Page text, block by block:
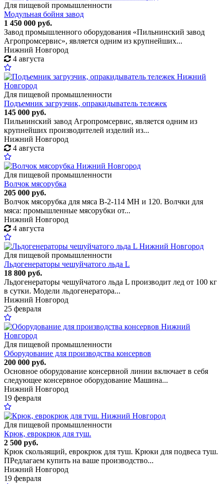
Для пищевой промышленности
Модульная бойня завод
1 450 000 руб.
Завод промышленного оборудования «Пильнинский завод
Агропромсервис», является одним из крупнейших...
Нижний Новгород
4 августа
Для пищевой промышленности
Подъемник загрузчик, опракидыватель тележек
145 000 руб.
Пильнинский завод Агропромсервис, является одним из
крупнейших производителей изделий из...
Нижний Новгород
4 августа
Для пищевой промышленности
Волчок мясорубка
205 000 руб.
Волчок мясорубка для мяса В-2-114 МН и 120. Волчки для
мяса: промышленные мясорубки от...
Нижний Новгород
4 августа
Для пищевой промышленности
Льдогенераторы чешуйчатого льда L
18 800 руб.
Льдогенераторы чешуйчатого льда L производит лед от 100 кг
в сутки. Модели льдогенератора...
Нижний Новгород
25 февраля
Для пищевой промышленности
Оборудование для производства консервов
200 000 руб.
Основное оборудование консервной линии включает в себя
следующее консервное оборудование Машина...
Нижний Новгород
19 февраля
Для пищевой промышленности
Крюк, еврокрюк для туш.
2 500 руб.
Крюк скользящий, еврокрюк для туш. Крюки для подвеса туш.
ПРедлагаем купить на ваше производство...
Нижний Новгород
19 февраля